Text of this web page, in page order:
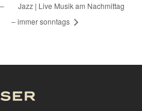
Jazz | Live Musik am Nachmittag
– immer sonntags